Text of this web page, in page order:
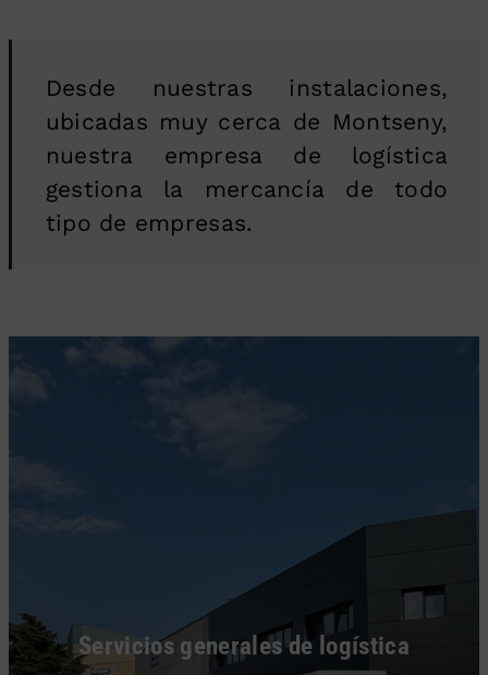
Desde nuestras instalaciones,
ubicadas muy cerca de Montseny,
nuestra empresa de logística
gestiona la mercancía de todo
tipo de empresas.
Servicios generales de logística